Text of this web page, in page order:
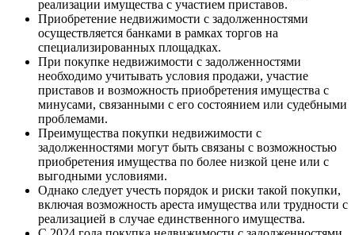
реализации имущества с участием приставов.
Приобретение недвижимости с задолженностями
осуществляется банками в рамках торгов на
специализированных площадках.
При покупке недвижимости с задолженностями
необходимо учитывать условия продажи, участие
приставов и возможность приобретения имущества с
минусами, связанными с его состоянием или судебными
проблемами.
Преимущества покупки недвижимости с
задолженностями могут быть связаны с возможностью
приобретения имущества по более низкой цене или с
выгодными условиями.
Однако следует учесть порядок и риски такой покупки,
включая возможность ареста имущества или трудности с
реализацией в случае единственного имущества.